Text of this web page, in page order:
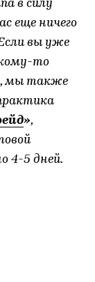
в силу
еще ничего
вы уже
то
мы также
»,
4-5 дней.